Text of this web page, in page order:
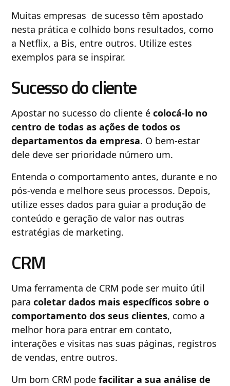
Muitas empresas de sucesso têm apostado
nesta prática e colhido bons resultados, como
a Netflix, a Bis, entre outros. Utilize estes
exemplos para se inspirar.
Sucesso do cliente
Apostar no sucesso do cliente écolocá-lo no
centro de todas as ações de todos os
departamentos da empresa. O bem-estar
dele deve ser prioridade número um.
Entenda o comportamento antes, durante e no
pós-venda e melhore seus processos. Depois,
utilize esses dados para guiar a produção de
conteúdo e geração de valor nas outras
estratégias de marketing.
CRM
Uma ferramenta de CRM pode ser muito útil
paracoletar dados mais específicos sobre o
comportamento dos seus clientes, como a
melhor hora para entrar em contato,
interações e visitas nas suas páginas, registros
de vendas, entre outros.
Um bom CRM podefacilitar a sua análise de